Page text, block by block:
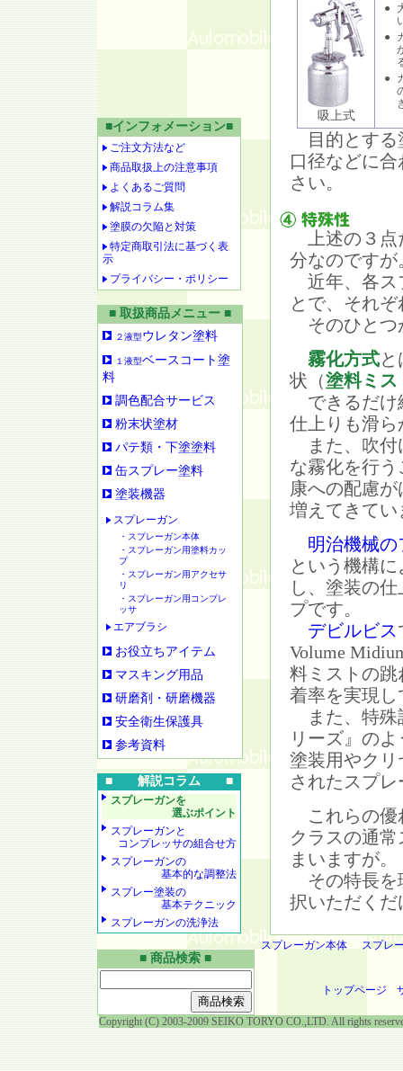
吸上式
●
●
●
目的とする
口径などに
さい。
上述の３点
分なのですが
近年、各ス
とで、それ
そのひとつ
霧化方式と
状（塗料ミス
できるだけ
仕上りも滑
また、吹付
な霧化を行
康への配慮
増えてきてい
明治機械
という機構
し、塗装の
プです。
デビルビス
Volume
料ミストの
着率を実現し
また、特殊
リーズ』の
塗装用やク
されたスプ
これらの優
クラスの通
まいますが。
その特長を
択いただく
スプレーガン本体 スプレ
トップページ
■インフォメーション■
ご注文方法など
商品取扱上の注意事項
よくあるご質問
解説コラム集
塗膜の欠陥と対策
特定商取引法に基づく表
示
プライバシー・ポリシー
■ 取扱商品メニュー ■
２液型ウレタン塗料
１液型ベースコート塗
料
調色配合サービス
粉末状塗材
パテ類・下塗塗料
缶スプレー塗料
塗装機器
スプレーガン
・スプレーガン本体
・スプレーガン用塗料カッ
プ
・スプレーガン用アクセサ
リ
・スプレーガン用コンプレ
ッサ
エアブラシ
お役立ちアイテム
マスキング用品
研磨剤・研磨機器
安全衛生保護具
参考資料
■ 解説コラム ■
スプレーガンを
選ぶポイント
スプレーガンと
コンプレッサの組合せ方
スプレーガンの
基本的な調整法
スプレー塗装の
基本テクニック
スプレーガンの洗浄法
■ 商品検索 ■
Copyright (C) 2003-2009 SEIKO TORYO CO.,LTD. All rights